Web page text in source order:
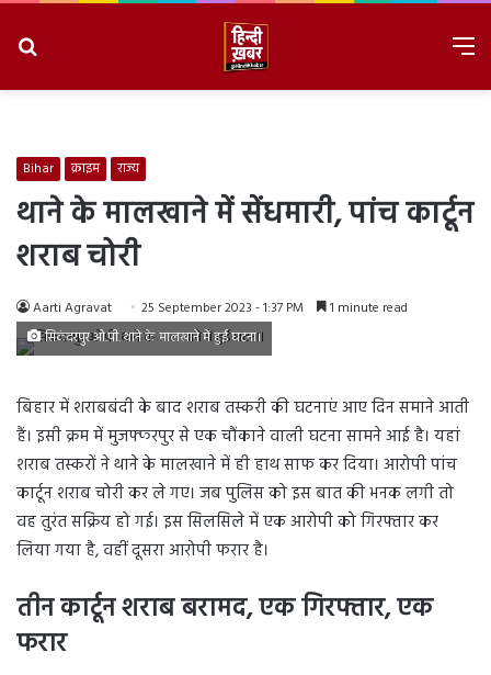
Bihar क्राइम राज्य
थाने के मालखाने में सेंधमारी, पांच कार्टून
शराब चोरी
Aarti Agravat 25 September 2023 - 1:37 PM 1 minute read
सिकंदरपुर ओ.पी. थाने के मालखाने में हुई घटना।
बिहार में शराबबंदी के बाद शराब तस्करी की घटनाएं आए दिन समाने आती
हैं। इसी क्रम में मुजफ्फरपुर से एक चौंकाने वाली घटना सामने आई है। यहां
शराब तस्करों ने थाने के मालखाने में ही हाथ साफ कर दिया। आरोपी पांच
कार्टून शराब चोरी कर ले गए। जब पुलिस को इस बात की भनक लगी तो
वह तुरंत सक्रिय हो गई। इस सिलसिले में एक आरोपी को गिरफ्तार कर
लिया गया है, वहीं दूसरा आरोपी फरार है।
तीन कार्टून शराब बरामद, एक गिरफ्तार, एक
फरार